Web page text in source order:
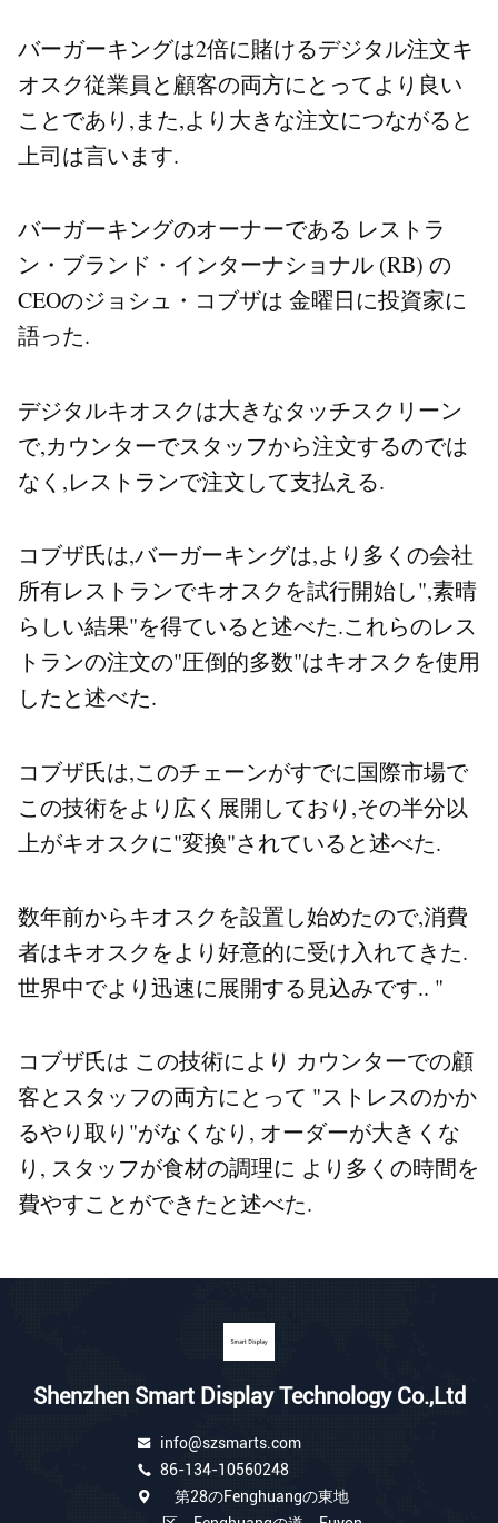
バーガーキングは2倍に賭けるデジタル注文キ
オスク従業員と顧客の両方にとってより良い
ことであり,また,より大きな注文につながると
上司は言います.
バーガーキングのオーナーである レストラ
ン・ブランド・インターナショナル (RB) の
CEOのジョシュ・コブザは 金曜日に投資家に
語った.
デジタルキオスクは大きなタッチスクリーン
で,カウンターでスタッフから注文するのでは
なく,レストランで注文して支払える.
コブザ氏は,バーガーキングは,より多くの会社
所有レストランでキオスクを試行開始し",素晴
らしい結果"を得ていると述べた.これらのレス
トランの注文の"圧倒的多数"はキオスクを使用
したと述べた.
コブザ氏は,このチェーンがすでに国際市場で
この技術をより広く展開しており,その半分以
上がキオスクに"変換"されていると述べた.
数年前からキオスクを設置し始めたので,消費
者はキオスクをより好意的に受け入れてきた.
世界中でより迅速に展開する見込みです.. "
コブザ氏は この技術により カウンターでの顧
客とスタッフの両方にとって "ストレスのかか
るやり取り"がなくなり, オーダーが大きくな
り, スタッフが食材の調理に より多くの時間を
費やすことができたと述べた.
Shenzhen Smart Display Technology Co.,Ltd
info@szsmarts.com
86-134-10560248
第28のFenghuangの東地